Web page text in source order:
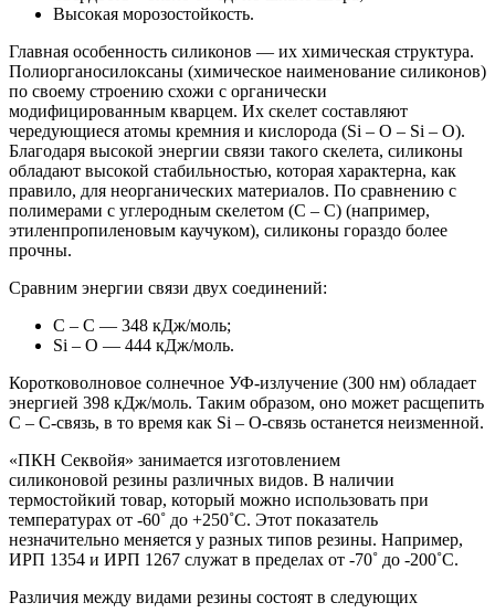
Высокая морозостойкость.
Главная особенность силиконов — их химическая структура.
Полиорганосилоксаны (химическое наименование силиконов)
по своему строению схожи с органически
модифицированным кварцем. Их скелет составляют
чередующиеся атомы кремния и кислорода (Si – O – Si – O).
Благодаря высокой энергии связи такого скелета, силиконы
обладают высокой стабильностью, которая характерна, как
правило, для неорганических материалов. По сравнению с
полимерами с углеродным скелетом (С – С) (например,
этиленпропиленовым каучуком), силиконы гораздо более
прочны.
Сравним энергии связи двух соединений:
С – С — 348 кДж/моль;
Si – O — 444 кДж/моль.
Коротковолновое солнечное УФ-излучение (300 нм) обладает
энергией 398 кДж/моль. Таким образом, оно может расщепить
С – С-связь, в то время как Si – O-связь останется неизменной.
«ПКН Секвойя» занимается изготовлением
силиконовой резины различных видов. В наличии
термостойкий товар, который можно использовать при
температурах от -60˚ до +250˚С. Этот показатель
незначительно меняется у разных типов резины. Например,
ИРП 1354 и ИРП 1267 служат в пределах от -70˚ до -200˚С.
Различия между видами резины состоят в следующих